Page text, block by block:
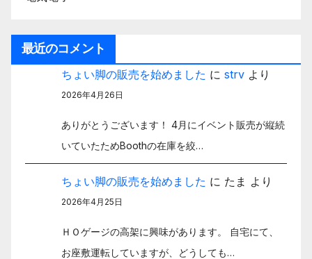
最近のコメント
ちょい脚の販売を始めました に strv より
2026年4月26日
ありがとうございます！ 4月にイベント販売が縦続
いていたためBoothの在庫を絞…
ちょい脚の販売を始めました に たま より
2026年4月25日
ＨＯゲージの高架に興味があります。 自宅にて、
お座敷運転していますが、どうしても…